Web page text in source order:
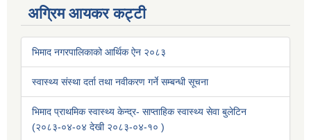
अग्रिम आयकर कट्टी
भिमाद नगरपालिकाको आर्थिक ऐन २०८३
स्वास्थ्य संस्था दर्ता तथा नवीकरण गर्ने सम्बन्धी सूचना
भिमाद प्राथमिक स्वास्थ्य केन्द्र- साप्ताहिक स्वास्थ्य सेवा बुलेटिन
(२०८३-०४-०४ देखी २०८३-०४-१० )